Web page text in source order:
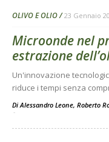
OLIVO E OLIO 23 Gennaio
Microonde nel
estrazione
Un'innovazione
riduce i tempi senza
Di Alessandro Leone, Roberto
-